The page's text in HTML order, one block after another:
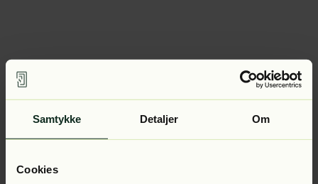
Samtykke Detaljer Om
Cookies